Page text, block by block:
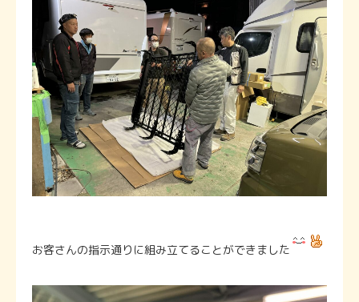
お客さんの指示通りに組み立てることができました